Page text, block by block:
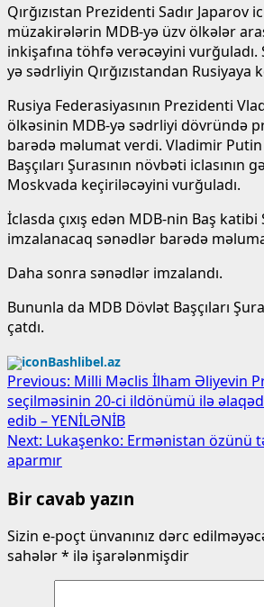
Qırğızıstan Prezidenti Sadır Japarov
müzakirələrin MDB-yə üzv ölkələr
inkişafına töhfə verəcəyini vurğuladı.
yə sədrliyin Qırğızıstandan Rusiyaya
Rusiya Federasiyasının Prezidenti
ölkəsinin MDB-yə sədrliyi dövründə
barədə məlumat verdi. Vladimir
Başçıları Şurasının növbəti iclasının
Moskvada keçiriləcəyini vurğuladı.
İclasda çıxış edən MDB-nin Baş
imzalanacaq sənədlər barədə
Daha sonra sənədlər imzalandı.
Bununla da MDB Dövlət Başçıları
çatdı.
Bashlibel.az
Post
navigation
Previous: Milli Məclis İlham Əliyevin
seçilməsinin 20-ci ildönümü ilə
edib – YENİLƏNİB
Next: Lukaşenko: Ermənistan özünü
aparmır
Bir cavab yazın
Sizin e-poçt ünvanınız dərc
sahələr* ilə işarələnmişdir